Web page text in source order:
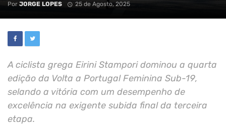
Por JORGE LOPES 25 de Agosto, 2025
A ciclista grega Eirini Stampori dominou a quarta
edição da Volta a Portugal Feminina Sub-19,
selando a vitória com um desempenho de
excelência na exigente subida final da terceira
etapa.